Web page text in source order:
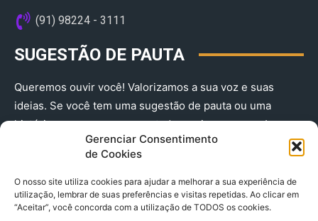
Gerenciar Consentimento
de Cookies
O nosso site utiliza cookies para ajudar a melhorar a sua experiência de
utilização, lembrar de suas preferências e visitas repetidas. Ao clicar em
“Aceitar”, você concorda com a utilização de TODOS os cookies.
(91) 98224 - 3111
SUGESTÃO DE PAUTA
Queremos ouvir você! Valorizamos a sua voz e suas
ideias. Se você tem uma sugestão de pauta ou uma
história que merece ser contada, envie-nos agora!
(91) 98224 - 3111